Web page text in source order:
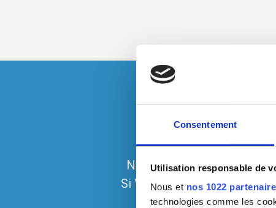
Consentement
Utilisation responsable de
Nous et nos 1022
technologies comme les
Nous sommes spécialisés
Si Vous êtes un architecte,